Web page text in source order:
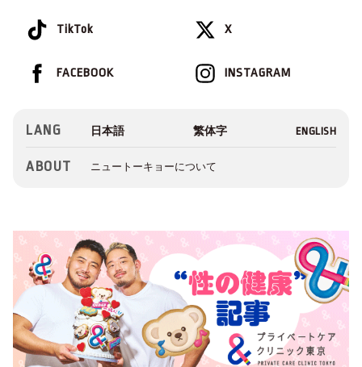
TikTok X
INSTAGRAM
FACEBOOK
LANG
ABOUT ニュートーキョーについて